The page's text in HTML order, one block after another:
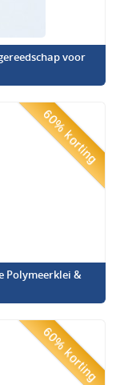
voor
60% korting
Polymeerklei &
60% korting